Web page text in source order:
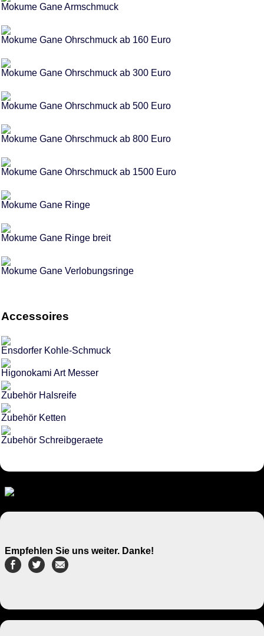
Mokume Gane Armschmuck
Mokume Gane Ohrschmuck ab 160 Euro
Mokume Gane Ohrschmuck ab 300 Euro
Mokume Gane Ohrschmuck ab 500 Euro
Mokume Gane Ohrschmuck ab 800 Euro
Mokume Gane Ohrschmuck ab 1500 Euro
Mokume Gane Ringe
Mokume Gane Ringe breit
Mokume Gane Verlobungsringe
Accessoires
Ensdorfer Kohle-Schmuck
Higonokami Art Messer
Zubehör Halsreife
Zubehör Ketten
Zubehör Schreibgeraete
Empfehlen Sie uns weiter. Danke!